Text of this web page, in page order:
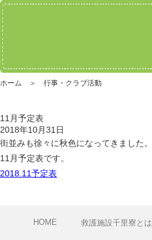
ホーム ＞ 行事・クラブ活動
11月予定表
2018年10月31日
街並みも徐々に秋色になってきました。
11月予定表です。
2018.11予定表
HOME 救護施設千里寮とは